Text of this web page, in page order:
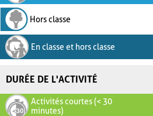
Hors classe
En classe et hors classe
DURÉE DE L'ACTIVITÉ
Activités courtes (< 30
minutes)